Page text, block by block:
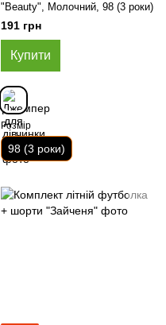
"Beauty", Молочний, 98 (3 роки)
191 грн
Купити
Розмір
98 (3 роки)